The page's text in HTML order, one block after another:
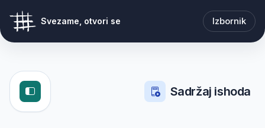
Svezame, otvori se Izbornik
Sadržaj ishoda